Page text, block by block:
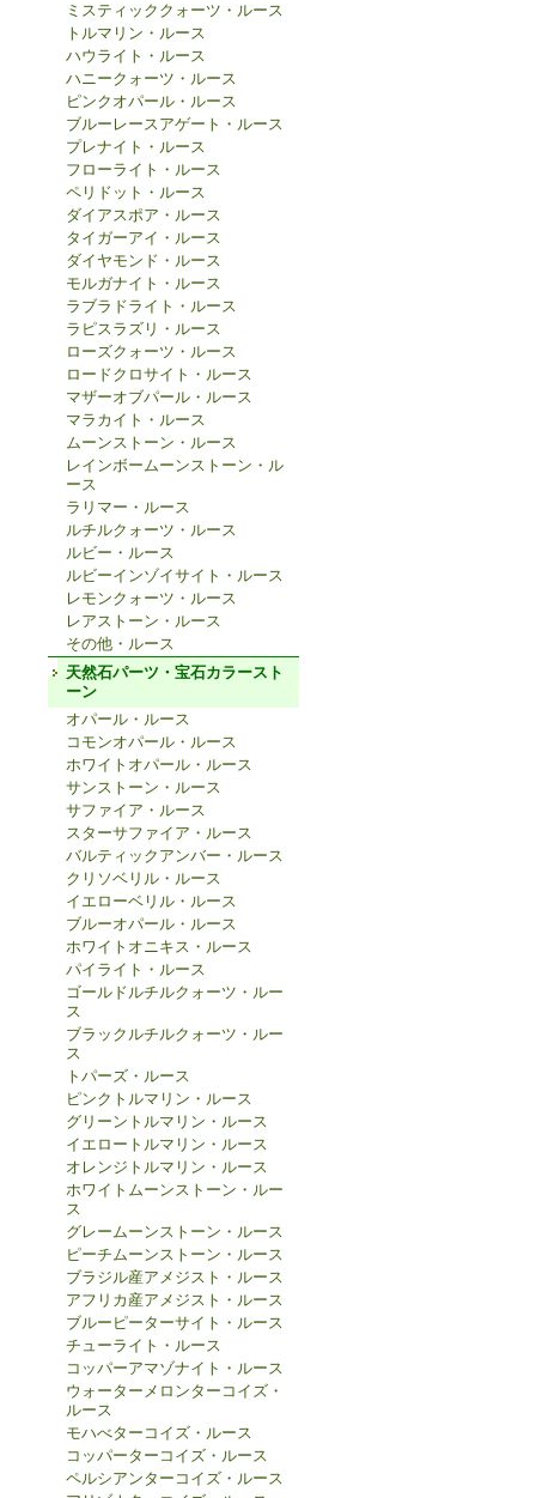
ミスティッククォーツ・ルース
トルマリン・ルース
ハウライト・ルース
ハニークォーツ・ルース
ピンクオパール・ルース
ブルーレースアゲート・ルース
プレナイト・ルース
フローライト・ルース
ペリドット・ルース
ダイアスポア・ルース
タイガーアイ・ルース
ダイヤモンド・ルース
モルガナイト・ルース
ラブラドライト・ルース
ラピスラズリ・ルース
ローズクォーツ・ルース
ロードクロサイト・ルース
マザーオブパール・ルース
マラカイト・ルース
ムーンストーン・ルース
レインボームーンストーン・ル
ース
ラリマー・ルース
ルチルクォーツ・ルース
ルビー・ルース
ルビーインゾイサイト・ルース
レモンクォーツ・ルース
レアストーン・ルース
その他・ルース
天然石パーツ・宝石カラースト
ーン
オパール・ルース
コモンオパール・ルース
ホワイトオパール・ルース
サンストーン・ルース
サファイア・ルース
スターサファイア・ルース
バルティックアンバー・ルース
クリソベリル・ルース
イエローベリル・ルース
ブルーオパール・ルース
ホワイトオニキス・ルース
パイライト・ルース
ゴールドルチルクォーツ・ルー
ス
ブラックルチルクォーツ・ルー
ス
トパーズ・ルース
ピンクトルマリン・ルース
グリーントルマリン・ルース
イエロートルマリン・ルース
オレンジトルマリン・ルース
ホワイトムーンストーン・ルー
ス
グレームーンストーン・ルース
ピーチムーンストーン・ルース
ブラジル産アメジスト・ルース
アフリカ産アメジスト・ルース
ブルーピーターサイト・ルース
チューライト・ルース
コッパーアマゾナイト・ルース
ウォーターメロンターコイズ・
ルース
モハべターコイズ・ルース
コッパーターコイズ・ルース
ペルシアンターコイズ・ルース